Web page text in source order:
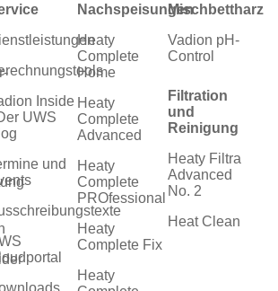
Inside
UWS
und
Nachspeisungen
Heaty
Complete
Home
Heaty
Complete
Advanced
Heaty
Complete
PROfessional
Heaty
Complete Fix
Heaty
Mischbettharz
Vadion pH-
Control
Filtration
und
Reinigung
Heaty Filtra
Advanced
No. 2
Heat Clean